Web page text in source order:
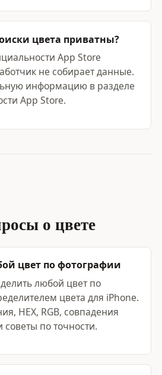
цвета приватны?
App Store
не собирает данные.
информацию в разделе
App Store.
о цвете
цвет по фотографии
любой цвет по
цвета для iPhone.
HEX, RGB, совпадения
по точности.